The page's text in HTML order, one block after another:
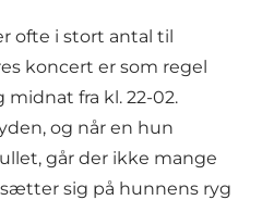
ofte i stort antal til
koncert er som regel
fra kl. 22-02.
og når en hun
går der ikke mange
sig på hunnens ryg